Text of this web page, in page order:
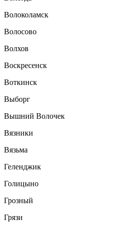
Волоколамск
Волосово
Волхов
Воскресенск
Воткинск
Выборг
Вышний Волочек
Вязники
Вязьма
Геленджик
Голицыно
Грозный
Грязи